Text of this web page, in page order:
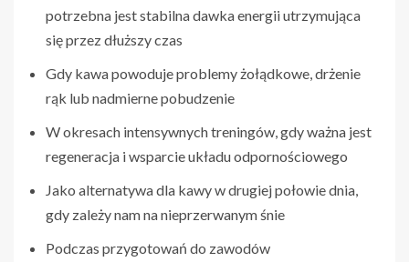
potrzebna jest stabilna dawka energii utrzymująca
się przez dłuższy czas
Gdy kawa powoduje problemy żołądkowe, drżenie
rąk lub nadmierne pobudzenie
W okresach intensywnych treningów, gdy ważna jest
regeneracja i wsparcie układu odpornościowego
Jako alternatywa dla kawy w drugiej połowie dnia,
gdy zależy nam na nieprzerwanym śnie
Podczas przygotowań do zawodów